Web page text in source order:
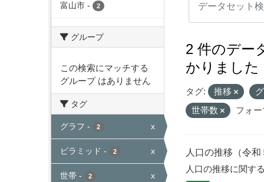
富山市 - 2
グループ
この検索にマッチする
グループ はありません
タグ
グラフ - 2 x
ピラミッド - 2 x
世帯 - 2 x
2 件のデー
かりました
タグ: 推移
世帯数
フォ
人口の推移（令和
人口の推移に関す